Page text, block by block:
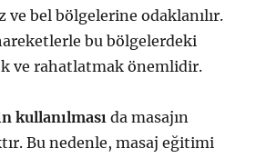
ve bel bölgelerine odaklanılır.
bu bölgelerdeki
ve rahatlatmak önemlidir.
kullanılması da masajın
Bu nedenle, masaj eğitimi